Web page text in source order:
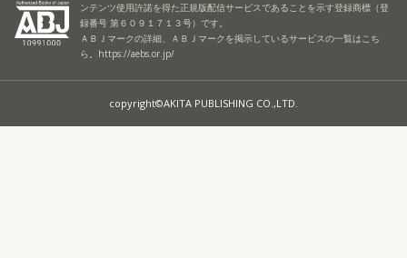
ンテンツ使用許諾を得た正規版配信サービスであることを示す登録商標（登
録番号 第６０９１７１３号）です。
ＡＢＪマークの詳細、ＡＢＪマークを掲示しているサービスの一覧はこち
ら。 https://aebs.or.jp/
copyright©AKITA PUBLISHING CO.,LTD.